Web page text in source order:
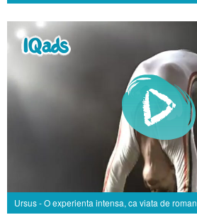
Ursus - O experienta intensa, ca viata de roman